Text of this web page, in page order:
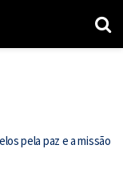
pela paz e a missão